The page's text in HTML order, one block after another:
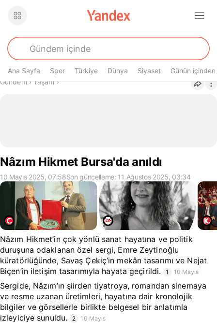
Ana Sayfa Spor Türkiye Dünya Siyaset Günün içinden
Buradasın
Gündem› Yaşam›
Nâzım Hikmet Bursa'da anıldı
10 Mayıs 2025, 07:58Son güncelleme: 11 Ağustos 2025, 03:34
Nâzım Hikmet’in çok yönlü sanat hayatına ve politik
duruşuna odaklanan özel sergi, Emre Zeytinoğlu
küratörlüğünde, Savaş Çekiç’in mekân tasarımı ve Nejat
Biçen’in iletişim tasarımıyla hayata geçirildi.
1 10 Mayıs
Sergide, Nâzım’ın şiirden tiyatroya, romandan sinemaya
ve resme uzanan üretimleri, hayatına dair kronolojik
bilgiler ve görsellerle birlikte belgesel bir anlatımla
izleyiciye sunuldu.
2 10 Mayıs